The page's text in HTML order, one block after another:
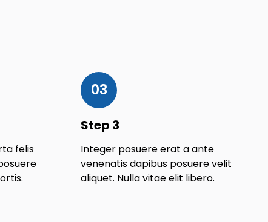
felis
03
Step 3
Integer posuere erat a ante
venenatis dapibus posuere velit
aliquet. Nulla vitae elit libero.